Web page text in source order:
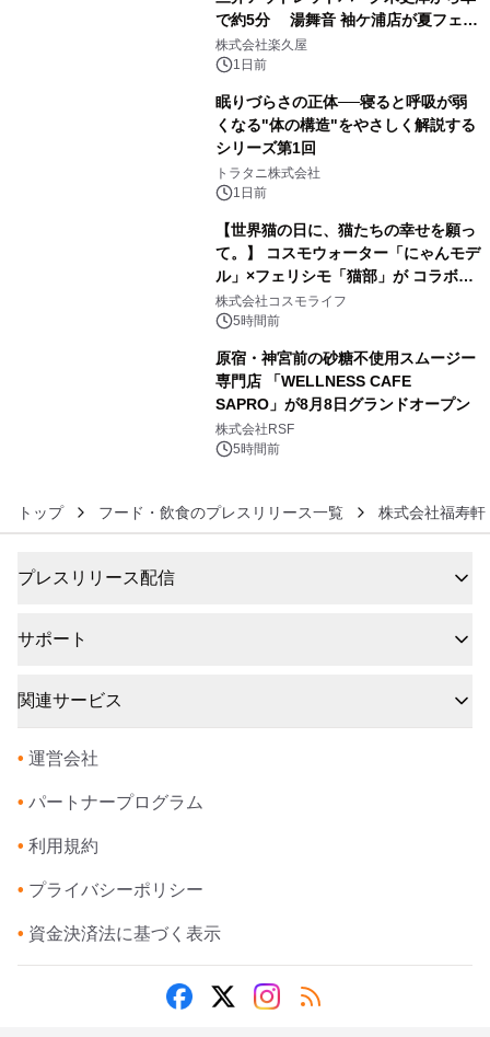
で約5分 湯舞音 袖ケ浦店が夏フェア
メニューを提供
株式会社楽久屋
1日前
眠りづらさの正体──寝ると呼吸が弱
くなる"体の構造"をやさしく解説する
シリーズ第1回
トラタニ株式会社
1日前
【世界猫の日に、猫たちの幸せを願っ
て。】 コスモウォーター「にゃんモデ
ル」×フェリシモ「猫部」が コラボキ
ャンペーンを実施
株式会社コスモライフ
5時間前
原宿・神宮前の砂糖不使用スムージー
専門店 「WELLNESS CAFE
SAPRO」が8月8日グランドオープン
株式会社RSF
5時間前
トップ フード・飲食のプレスリリース一覧 株式会社福寿軒
プレスリリース配信
サポート
関連サービス
• 運営会社
• パートナープログラム
• 利用規約
• プライバシーポリシー
• 資金決済法に基づく表示